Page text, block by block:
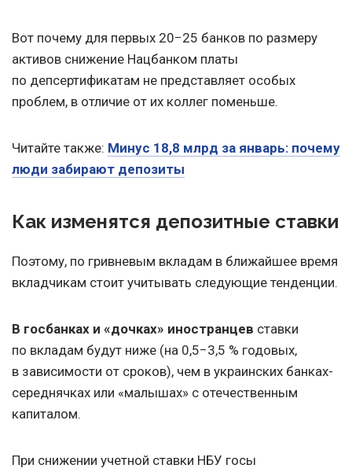
Вот почему для первых 20−25 банков по размеру
активов снижение Нацбанком платы
по депсертификатам не представляет особых
проблем, в отличие от их коллег поменьше.
Читайте также: Минус 18,8 млрд за январь: почему
люди забирают депозиты
Как изменятся депозитные ставки
Поэтому, по гривневым вкладам в ближайшее время
вкладчикам стоит учитывать следующие тенденции.
В госбанках и «дочках» иностранцев ставки
по вкладам будут ниже (на 0,5−3,5 % годовых,
в зависимости от сроков), чем в украинских банках-
середнячках или «малышах» с отечественным
капиталом.
При снижении учетной ставки НБУ госы